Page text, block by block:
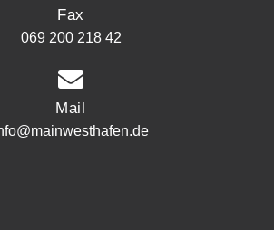
Fax
069 200 218 42
Mail